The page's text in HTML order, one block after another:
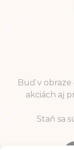
Buď v obraze
akciách aj
Staň sa